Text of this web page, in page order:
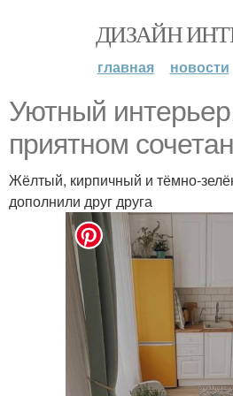
ДИЗАЙН
главная новости
Уютный
приятном
Жёлтый, кирпичный и тёмно-
дополнили друг друга